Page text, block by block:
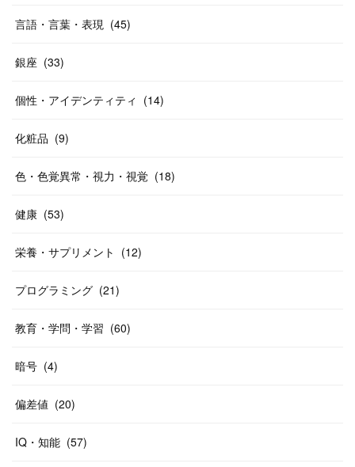
言語・言葉・表現 (45)
銀座 (33)
個性・アイデンティティ (14)
化粧品 (9)
色・色覚異常・視力・視覚 (18)
健康 (53)
栄養・サプリメント (12)
プログラミング (21)
教育・学問・学習 (60)
暗号 (4)
偏差値 (20)
IQ・知能 (57)